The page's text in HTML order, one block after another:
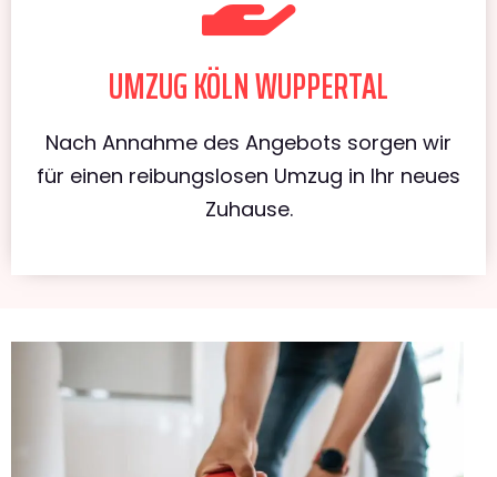
UMZUG KÖLN WUPPERTAL
Nach Annahme des Angebots sorgen wir
für einen reibungslosen Umzug in Ihr neues
Zuhause.